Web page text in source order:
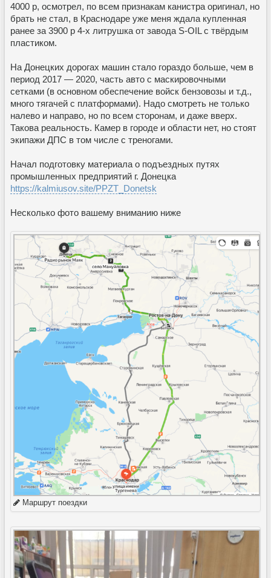
4000 р, осмотрел, по всем признакам канистра оригинал, но
брать не стал, в Краснодаре уже меня ждала купленная
ранее за 3900 р 4-х литрушка от завода S-OIL с твёрдым
пластиком.
На Донецких дорогах машин стало гораздо больше, чем в
период 2017 — 2020, часть авто с маскировочными
сетками (в основном обеспечение войск бензовозы и т.д.,
много тягачей с платформами). Надо смотреть не только
налево и направо, но по всем сторонам, и даже вверх.
Такова реальность. Камер в городе и области нет, но стоят
экипажи ДПС в том числе с треногами.
Начал подготовку материала о подъездных путях
промышленных предприятий г. Донецка
https://kalmiusov.site/PPZT_Donetsk
Несколько фото вашему вниманию ниже
Маршрут поездки